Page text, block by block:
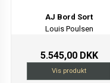
AJ Bord Sort
Louis Poulsen
5.545,00 DKK
Vis produkt